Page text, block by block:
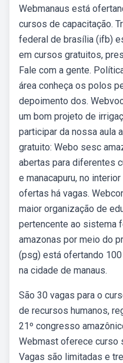
Webmanaus está
cursos de capacitação.
federal de brasília (ifb)
em cursos gratuitos,
Fale com a gente.
área conheça os polos
depoimento dos.
um bom projeto de
participar da nossa aula
gratuito: Webo sesc
abertas para diferentes
e manacapuru, no
ofertas há vagas.
maior organização de
pertencente ao sistema
amazonas por meio do
(psg) está ofertando
na cidade de manaus.
São 30 vagas para o
de recursos humanos,
21º congresso
Webmast oferece curso
Vagas são limitadas e